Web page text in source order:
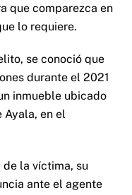
que comparezca en
lo requiere.
se conoció que
durante el 2021
inmueble ubicado
Ayala, en el
la víctima, su
ante el agente